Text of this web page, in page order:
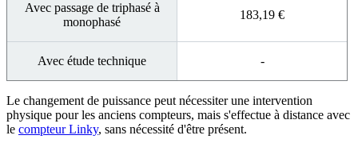
Avec passage de triphasé à
monophasé
183,19 €
Avec étude technique -
Le changement de puissance peut nécessiter une intervention
physique pour les anciens compteurs, mais s'effectue à distance avec
le compteur Linky, sans nécessité d'être présent.